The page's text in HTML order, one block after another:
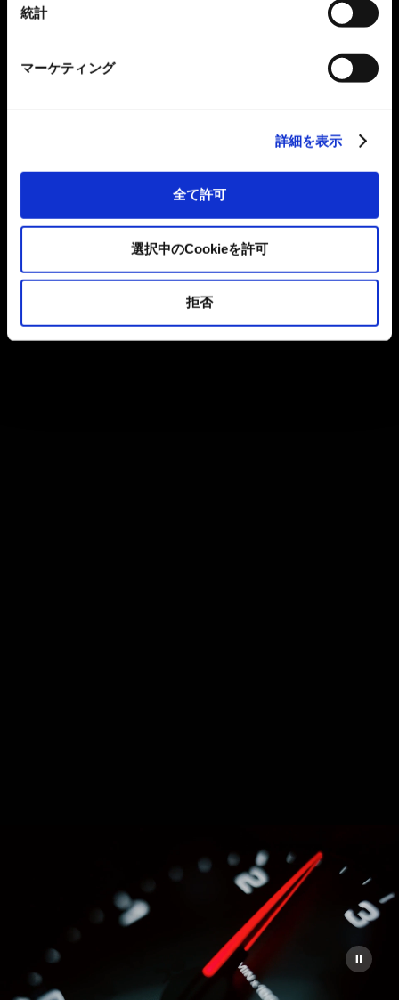
統計
マーケティング
詳細を表示
全て許可
選択中のCookieを許可
拒否